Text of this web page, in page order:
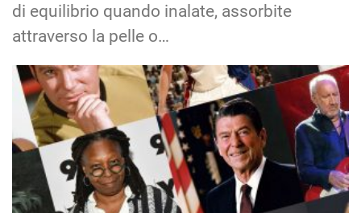
di equilibrio quando inalate, assorbite
attraverso la pelle o…